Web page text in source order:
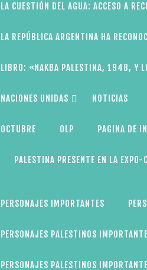
LA CUESTIÓN DEL AGUA: ACCESO A
LA REPÚBLICA ARGENTINA HA
LIBRO: «NAKBA PALESTINA, 1948, Y
NACIONES UNIDAS NOTICIAS
OCTUBRE OLP PAGINA DE
PALESTINA PRESENTE EN LA
PERSONAJES IMPORTANTES
PERSONAJES PALESTINOS
PERSONAJES PALESTINOS